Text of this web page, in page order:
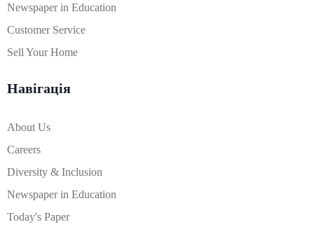
Newspaper in Education
Customer Service
Sell Your Home
Навігація
About Us
Careers
Diversity & Inclusion
Newspaper in Education
Today's Paper